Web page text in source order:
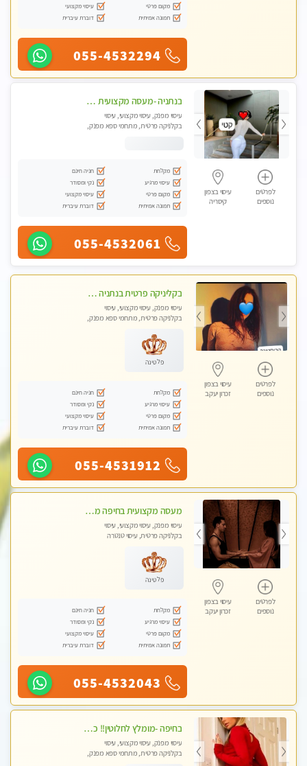
מקום פרטי
עיסוי מקצועי
תמונה אמיתית
דוברת עיברית
055-4532294
לפרטים
נוספים
עיסוי בצפון
קיסריה
בנתניה -מעסה מקצועית איכותית עיסוי מפנק ברמה אחרת !!!
עיסוי מפנק, עיסוי מקצועי, עיסוי
בקלניקה פרטית, מתחמי ספא מפנק,
מקלחת
חניה חינם
עיסוי מרגיע
נקי ומסודר
מקום פרטי
עיסוי מקצועי
תמונה אמיתית
דוברת עיברית
055-4532061
לפרטים
נוספים
עיסוי בצפון
זכרון יעקב
בקליניקה פרטית בנתניה עיסוי לחידוש אנרגיות עיסוי חלומי מומלץ מאוד ללא מין! highly recommended new in the city
עיסוי מפנק, עיסוי מקצועי, עיסוי
בקלניקה פרטית, מתחמי ספא מפנק,
פלטינה
מקלחת
חניה חינם
עיסוי מרגיע
נקי ומסודר
מקום פרטי
עיסוי מקצועי
תמונה אמיתית
דוברת עיברית
055-4531912
לפרטים
נוספים
עיסוי בצפון
זכרון יעקב
מעסה מקצועית בחיפה מעסה קלאסית ומפנקת להתקשר דרך -0505750417 WhatsApp מוזמן לחוויה בלתי נשכחת!!
עיסוי מפנק, עיסוי מקצועי, עיסוי
בקלניקה פרטית, עיסוי טנטרה
פלטינה
מקלחת
חניה חינם
עיסוי מרגיע
נקי ומסודר
מקום פרטי
עיסוי מקצועי
תמונה אמיתית
דוברת עיברית
055-4532043
בחיפה -מומלץ לחלוטין!! כל סוגי העיסויים מעסה מקצועית ואיכותית פרטי!!!
עיסוי מפנק, עיסוי מקצועי, עיסוי
בקלניקה פרטית, מתחמי ספא מפנק,